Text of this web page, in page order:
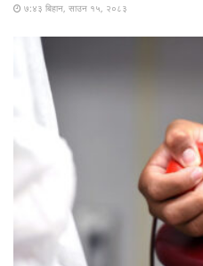
७:४३ बिहान, साउन १५, २०८३